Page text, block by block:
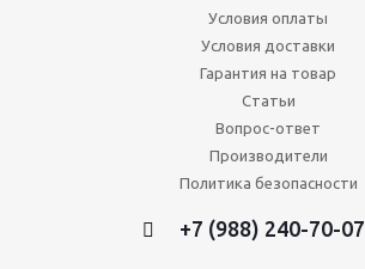
Условия оплаты
Условия доставки
Гарантия на товар
Статьи
Вопрос-ответ
Производители
Политика безопасности
+7 (988) 240-70-07